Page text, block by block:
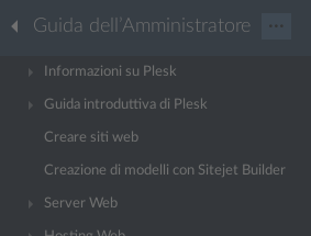
Guida dell’Amministratore ···
Informazioni su Plesk
Guida introduttiva di Plesk
Creare siti web
Creazione di modelli con Sitejet Builder
Server Web